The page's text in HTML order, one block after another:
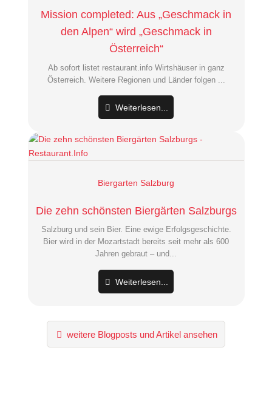
Mission completed: Aus „Geschmack in
den Alpen“ wird „Geschmack in
Österreich“
Ab sofort listet restaurant.info Wirtshäuser in ganz
Österreich. Weitere Regionen und Länder folgen ...
Weiterlesen...
Die zehn schönsten Biergärten Salzburgs
Biergarten Salzburg
Salzburg und sein Bier. Eine ewige Erfolgsgeschichte.
Bier wird in der Mozartstadt bereits seit mehr als 600
Jahren gebraut – und...
Weiterlesen...
weitere Blogposts und Artikel ansehen